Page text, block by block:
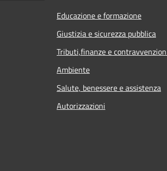
Educazione e formazione
Giustizia e sicurezza pubblica
Tributi,finanze e
Ambiente
Salute, benessere e assistenza
Autorizzazioni